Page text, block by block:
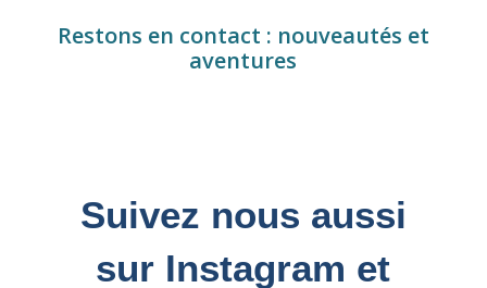
Restons en contact : nouveautés et
aventures
Suivez nous aussi
sur Instagram et